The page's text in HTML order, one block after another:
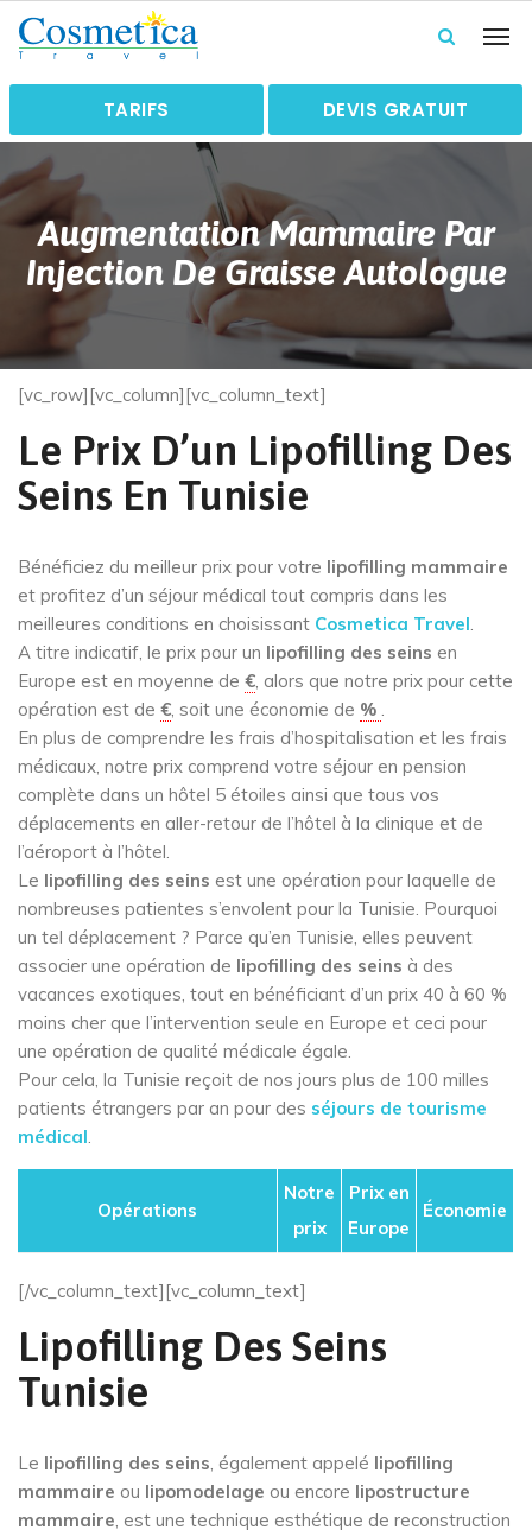
TARIFS DEVIS GRATUIT
Augmentation Mammaire Par
Injection De Graisse Autologue
[vc_row][vc_column][vc_column_text]
Le Prix D’un Lipofilling Des
Seins En Tunisie
Bénéficiez du meilleur prix pour votre lipofilling mammaire
et profitez d’un séjour médical tout compris dans les
meilleures conditions en choisissant Cosmetica Travel.
A titre indicatif, le prix pour un lipofilling des seins en
Europe est en moyenne de €, alors que notre prix pour cette
opération est de €, soit une économie de % .
En plus de comprendre les frais d’hospitalisation et les frais
médicaux, notre prix comprend votre séjour en pension
complète dans un hôtel 5 étoiles ainsi que tous vos
déplacements en aller-retour de l’hôtel à la clinique et de
l’aéroport à l’hôtel.
Le lipofilling des seins est une opération pour laquelle de
nombreuses patientes s’envolent pour la Tunisie. Pourquoi
un tel déplacement ? Parce qu’en Tunisie, elles peuvent
associer une opération de lipofilling des seins à des
vacances exotiques, tout en bénéficiant d’un prix 40 à 60 %
moins cher que l’intervention seule en Europe et ceci pour
une opération de qualité médicale égale.
Pour cela, la Tunisie reçoit de nos jours plus de 100 milles
patients étrangers par an pour des séjours de tourisme
médical.
Opérations
Notre
prix
Prix en
Europe
Économie
[/vc_column_text][vc_column_text]
Lipofilling Des Seins
Tunisie
Le lipofilling des seins, également appelé lipofilling
mammaire ou lipomodelage ou encore lipostructure
mammaire, est une technique esthétique de reconstruction